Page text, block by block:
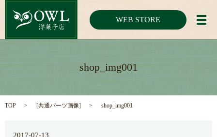
WEB STORE メ
shop_img001
TOP [共通パーツ画像] shop_img001
2017-07-13